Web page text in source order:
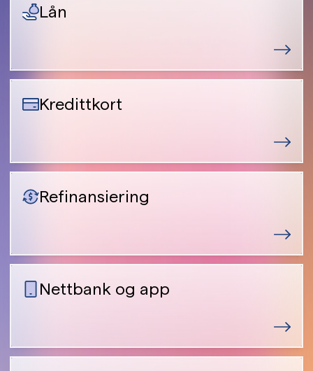
Lån
Kredittkort
Refinansiering
Nettbank og app